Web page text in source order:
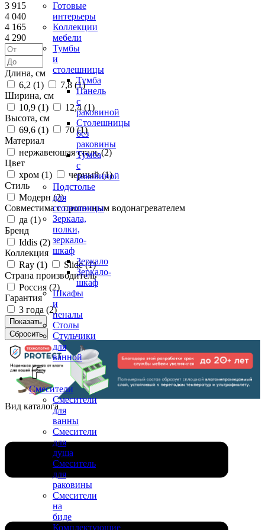
Готовые
интерьеры
Коллекции
мебели
Тумбы
и
столешницы
Тумба
Панель
с
раковиной
Столешницы
без
раковины
Тумба
с
раковиной
Подстолье
для
столешницы
Зеркала,
полки,
зеркало-
шкаф
Зеркало
Зеркало-
шкаф
Шкафы
и
пеналы
Столы
Стульчики
для
ванной
Смесители
Смесители
для
ванны
Смесители
для
душа
Смеситель
для
раковины
Смесители
на
биде
Комплектующие
3 915
4 040
4 165
4 290
Длина, см
6,2 (1) 7,8 (1)
Ширина, см
10,9 (1) 12,4 (1)
Высота, см
69,6 (1) 70 (1)
Материал
нержавеющая сталь (2)
Цвет
хром (1) черный (1)
Стиль
Модерн (2)
Совместима с проточным водонагревателем
да (1)
Бренд
Iddis (2)
Коллекция
Ray (1) Slide (1)
Страна производитель
Россия (2)
Гарантия
3 года (2)
Вид каталога